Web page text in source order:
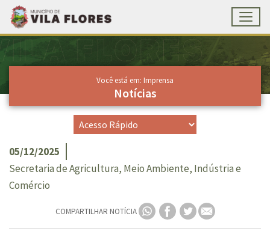
Ir para conteúdo principal
Conteúdo Principal
Você está em: Imprensa
Notícias
05/12/2025
Secretaria de Agricultura, Meio Ambiente, Indústria e
Comércio
COMPARTILHAR NOTÍCIA